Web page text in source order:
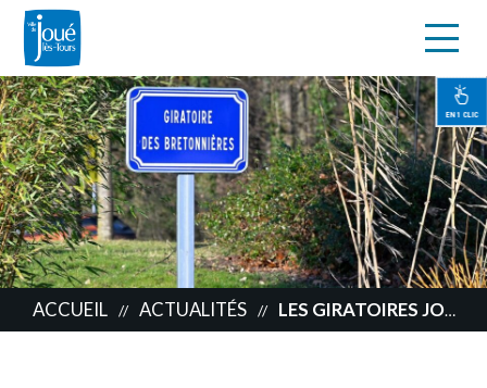
Aller
au
contenu
principal
EN 1 CLIC
ACCUEIL // ACTUALITÉS // LES GIRATOIRES JOCONDIENS ONT DÉSORMAIS LEUR IDENTITÉ !